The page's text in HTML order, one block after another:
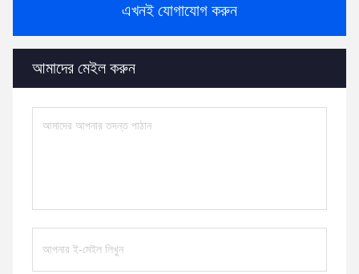
এখনই যোগাযোগ করুন
আমাদের মেইল ​​করুন